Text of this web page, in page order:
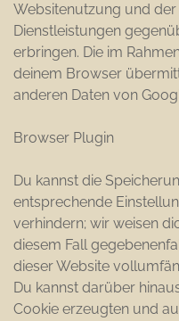
Websitenutzung und
Dienstleistungen
erbringen. Die im
deinem Browser
anderen Daten von
Browser Plugin
Du kannst die
entsprechende
verhindern; wir weisen
diesem Fall
dieser Website
Du kannst darüber
Cookie erzeugten und